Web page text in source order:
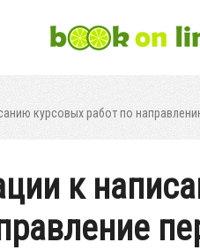
курсовых работ по
к